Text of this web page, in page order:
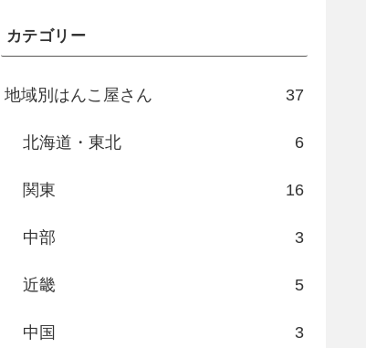
カテゴリー
地域別はんこ屋さん 37
北海道・東北 6
関東 16
中部 3
近畿 5
中国 3